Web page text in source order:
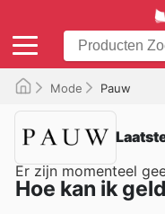
Mode Pauw
Er zijn momenteel
Hoe kan ik